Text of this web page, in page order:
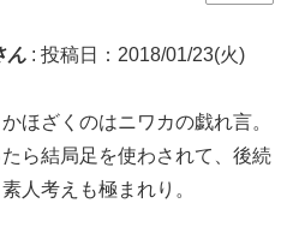
ん : 投稿日：2018/01/23(火)
ほざくのはニワカの戯れ言。
ら結局足を使わされて、後続
人考えも極まれり。